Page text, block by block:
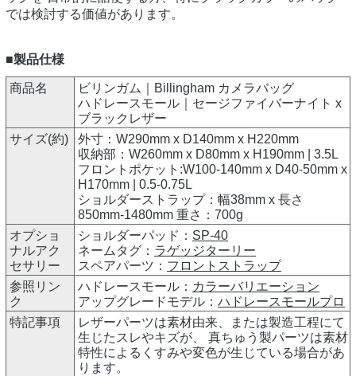
では検討する価値があります。
■製品仕様
商品名
ビリンガム｜Billingham カメラバッグ
ハドレースモール｜セージファイバーナイト x
ブラックレザー
サイズ(約)
外寸：W290mm x D140mm x H220mm
収納部：W260mm x D80mm x H190mm | 3.5L
フロントポケット:W100-140mm x D40-50mm x
H170mm | 0.5-0.75L
ショルダーストラップ：幅38mm x 長さ
850mm-1480mm 重さ：700g
オプショ
ナルアク
セサリー
ショルダーパッド： SP-40
ネームタグ： ラゲッジターリー
スペアパーツ： フロントストラップ
参照リン
ク
ハドレースモール： カラーバリエーション
アップグレードモデル： ハドレースモールプロ
特記事項
レザーパーツは素材由来、または製造工程にて
生じたスレやキズが、 真ちゅう製パーツは素材
特性によるくすみや変色が生じている場合があ
ります。